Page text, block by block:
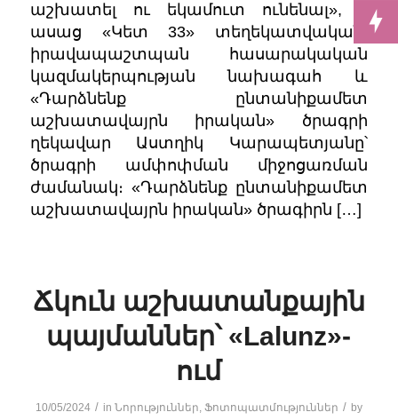
աշխատել ու եկամուտ ունենալ», –
ասաց «Կետ 33» տեղեկատվական,
իրավապաշտպան հասարակական
կազմակերպության նախագահ և
«Դարձնենք ընտանիքամետ
աշխատավայրն իրական» ծրագրի
ղեկավար Աստղիկ Կարապետյանը՝
ծրագրի ամփոփման միջոցառման
ժամանակ։ «Դարձնենք ընտանիքամետ
աշխատավայրն իրական» ծրագիրն […]
Ճկուն աշխատանքային
պայմաններ՝ «Lalunz»-
ում
10/05/2024 / in Նորություններ Ֆոտոպատմություններ / by